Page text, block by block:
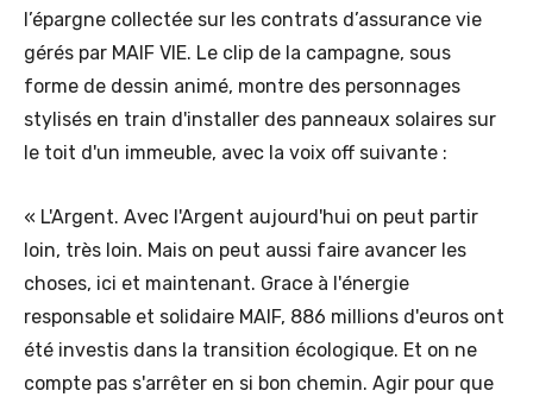
l’épargne collectée sur les contrats d’assurance vie
gérés par MAIF VIE. Le clip de la campagne, sous
forme de dessin animé, montre des personnages
stylisés en train d'installer des panneaux solaires sur
le toit d'un immeuble, avec la voix off suivante :
« L'Argent. Avec l'Argent aujourd'hui on peut partir
loin, très loin. Mais on peut aussi faire avancer les
choses, ici et maintenant. Grace à l'énergie
responsable et solidaire MAIF, 886 millions d'euros ont
été investis dans la transition écologique. Et on ne
compte pas s'arrêter en si bon chemin. Agir pour que